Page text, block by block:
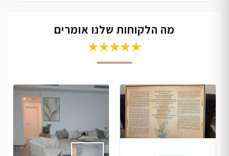
מה הלקוחות שלנו אומרים
★★★★★